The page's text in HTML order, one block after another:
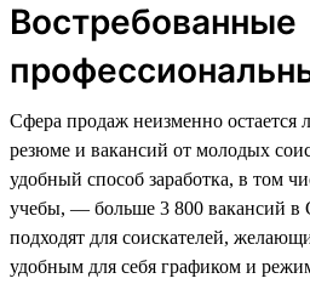
Востребованные
Сфера продаж неизменно остается
резюме и вакансий от молодых
удобный способ заработка, в том
учебы, — больше 3 800 вакансий
подходят для соискателей,
удобным для себя графиком и